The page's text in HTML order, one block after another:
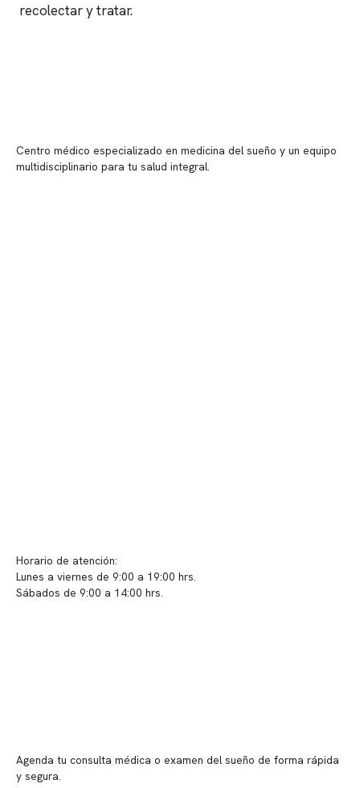
recolectar y tratar.
Centro médico especializado en medicina del sueño y un equipo
multidisciplinario para tu salud integral.
Horario de atención:
Lunes a viernes de 9:00 a 19:00 hrs.
Sábados de 9:00 a 14:00 hrs.
Agenda tu consulta médica o examen del sueño de forma rápida
y segura.